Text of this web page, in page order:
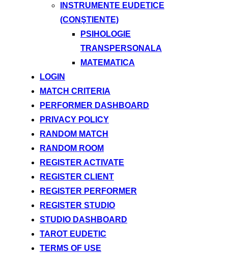
INSTRUMENTE EUDETICE
(CONŞTIENTE)
PSIHOLOGIE
TRANSPERSONALA
MATEMATICA
LOGIN
MATCH CRITERIA
PERFORMER DASHBOARD
PRIVACY POLICY
RANDOM MATCH
RANDOM ROOM
REGISTER ACTIVATE
REGISTER CLIENT
REGISTER PERFORMER
REGISTER STUDIO
STUDIO DASHBOARD
TAROT EUDETIC
TERMS OF USE